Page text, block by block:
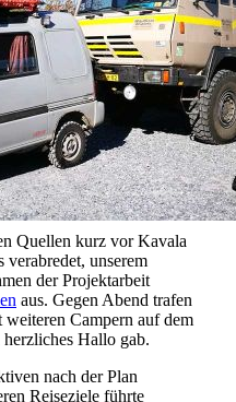
Quellen kurz vor Kavala
verabredet, unserem
der Projektarbeit
aus. Gegen Abend trafen
Campern auf dem
Hallo gab.
nach der Plan
Reiseziele führte